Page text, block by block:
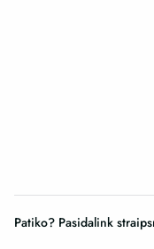
Patiko? Pasidalink